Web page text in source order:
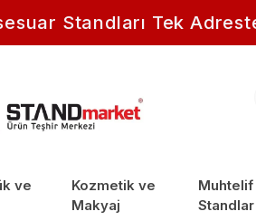
Standları Tek
ve
Kozmetik ve
Makyaj
Muhtelif
Standlar